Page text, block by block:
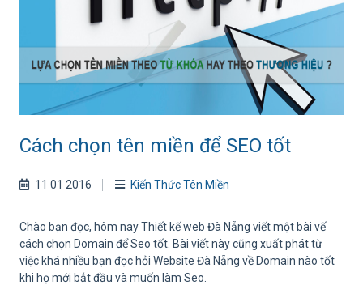
Cách chọn tên miền để SEO tốt
11 01 2016 Kiến Thức Tên Miền
Chào bạn đọc, hôm nay Thiết kế web Đà Nẵng viết một bài vế
cách chọn Domain để Seo tốt. Bài viết này cũng xuất phát từ
việc khá nhiều bạn đọc hỏi Website Đà Nẵng về Domain nào tốt
khi họ mới bắt đầu và muốn làm Seo.